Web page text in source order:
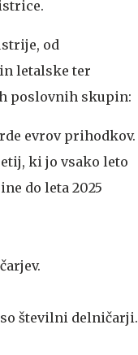
od
letalske ter
poslovnih skupin:
evrov prihodkov.
ki jo vsako leto
do leta 2025
so številni delničarji.